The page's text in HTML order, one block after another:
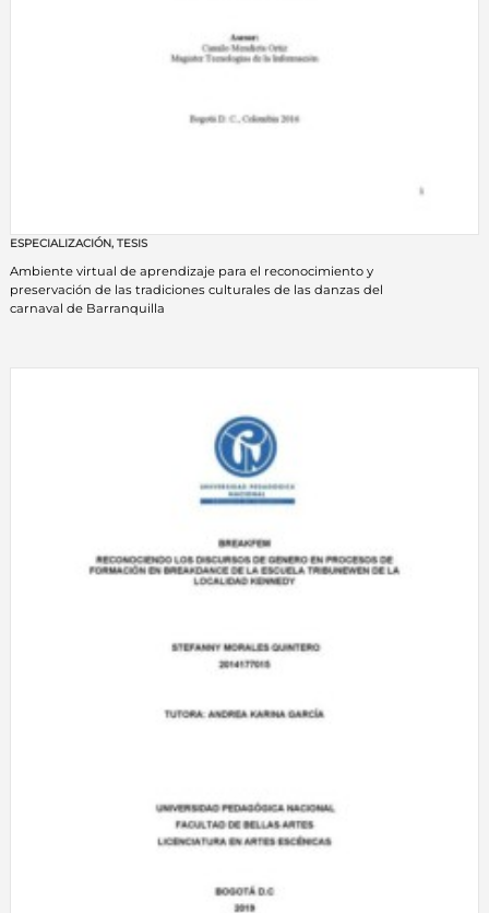
ESPECIALIZACIÓN, TESIS
Ambiente virtual de aprendizaje para el reconocimiento y
preservación de las tradiciones culturales de las danzas del
carnaval de Barranquilla